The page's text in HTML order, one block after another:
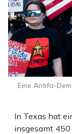
In Texas hat
insgesamt 450
Eine Antifa-